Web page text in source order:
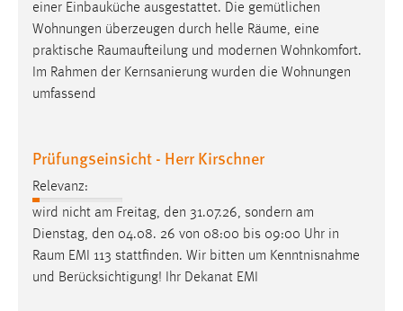
einer Einbauküche ausgestattet. Die gemütlichen
Wohnungen überzeugen durch helle Räume, eine
praktische Raumaufteilung und modernen Wohnkomfort.
Im Rahmen der Kernsanierung wurden die Wohnungen
umfassend
Prüfungseinsicht - Herr Kirschner
Relevanz:
wird nicht am Freitag, den 31.07.26, sondern am
Dienstag, den 04.08. 26 von 08:00 bis 09:00 Uhr in
Raum EMI 113 stattfinden. Wir bitten um Kenntnisnahme
und Berücksichtigung! Ihr Dekanat EMI
Cookie Laufzeit:
Max. 13 Monate
Marketing Cookies werden von Drittanbietern
Sie tun dies, indem sie Besucher über Websites
hinweg verfolgen.
Google Ads